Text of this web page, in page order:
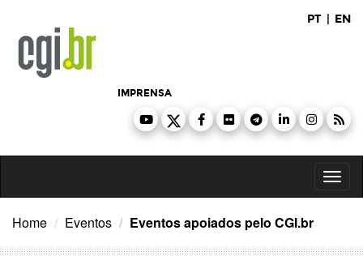
conteúdo
PT | EN
IMPRENSA
Home Eventos Eventos apoiados pelo CGI.br